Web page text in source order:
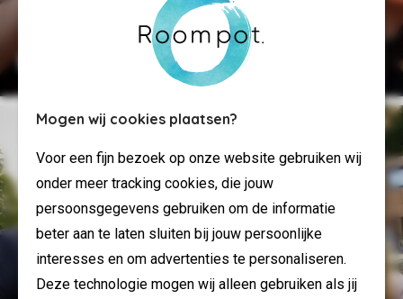
Mogen wij cookies plaatsen?
Voor een fijn bezoek op onze website gebruiken wij
onder meer tracking cookies, die jouw
persoonsgegevens gebruiken om de informatie
beter aan te laten sluiten bij jouw persoonlijke
interesses en om advertenties te personaliseren.
Deze technologie mogen wij alleen gebruiken als jij